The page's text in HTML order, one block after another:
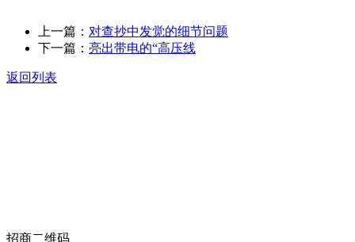
上一篇： 对查抄中发觉的细节问题
下一篇： 亮出带电的“高压线
返回列表
招商二维码